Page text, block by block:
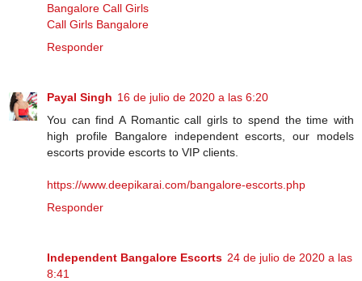
Bangalore Call Girls
Call Girls Bangalore
Responder
Payal Singh 16 de julio de 2020 a las 6:20
You can find A Romantic call girls to spend the time with
high profile Bangalore independent escorts, our models
escorts provide escorts to VIP clients.
https://www.deepikarai.com/bangalore-escorts.php
Responder
Independent Bangalore Escorts 24 de julio de 2020 a las
8:41